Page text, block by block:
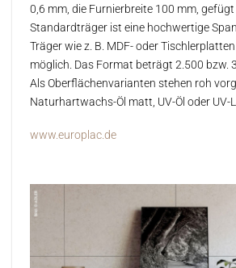
0,6 mm, die Furnierbreite 100 mm,
Standardträger ist eine hochwertige
Träger wie z. B. MDF- oder
möglich. Das Format beträgt 2.500 bzw.
Als Oberflächenvarianten stehen roh
Naturhartwachs-Öl matt, UV-Öl oder UV-
www.europlac.de